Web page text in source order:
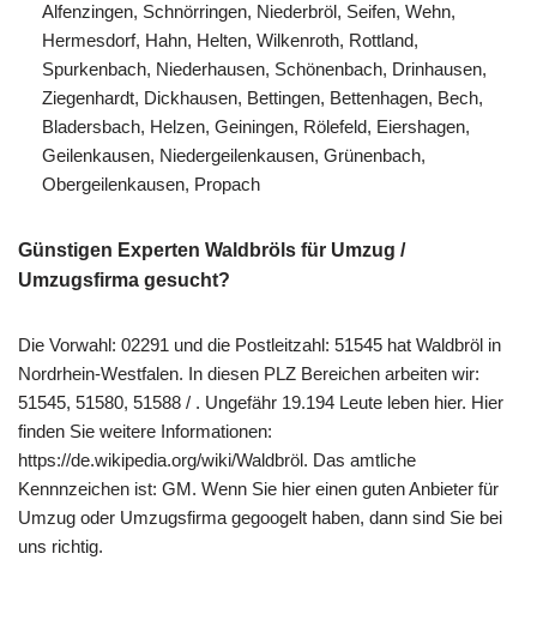
Alfenzingen, Schnörringen, Niederbröl, Seifen, Wehn,
Hermesdorf, Hahn, Helten, Wilkenroth, Rottland,
Spurkenbach, Niederhausen, Schönenbach, Drinhausen,
Ziegenhardt, Dickhausen, Bettingen, Bettenhagen, Bech,
Bladersbach, Helzen, Geiningen, Rölefeld, Eiershagen,
Geilenkausen, Niedergeilenkausen, Grünenbach,
Obergeilenkausen, Propach
Günstigen Experten Waldbröls für Umzug /
Umzugsfirma gesucht?
Die Vorwahl: 02291 und die Postleitzahl: 51545 hat Waldbröl in
Nordrhein-Westfalen. In diesen PLZ Bereichen arbeiten wir:
51545, 51580, 51588 / . Ungefähr 19.194 Leute leben hier. Hier
finden Sie weitere Informationen:
https://de.wikipedia.org/wiki/Waldbröl. Das amtliche
Kennnzeichen ist: GM. Wenn Sie hier einen guten Anbieter für
Umzug oder Umzugsfirma gegoogelt haben, dann sind Sie bei
uns richtig.